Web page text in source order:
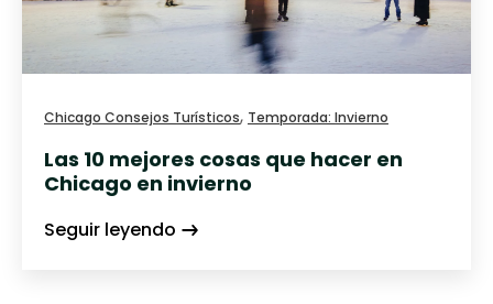
Chicago Consejos Turísticos, Temporada: Invierno
Las 10 mejores cosas que hacer en
Chicago en invierno
Seguir leyendo